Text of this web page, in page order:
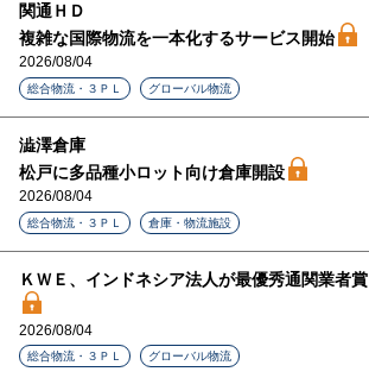
関通ＨＤ
複雑な国際物流を一本化するサービス開始
2026/08/04
総合物流・３ＰＬ グローバル物流
澁澤倉庫
松戸に多品種小ロット向け倉庫開設
2026/08/04
総合物流・３ＰＬ 倉庫・物流施設
ＫＷＥ、インドネシア法人が最優秀通関業者賞
2026/08/04
総合物流・３ＰＬ グローバル物流